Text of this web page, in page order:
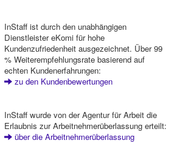
InStaff ist durch den unabhängigen
Dienstleister eKomi für hohe
Kundenzufriedenheit ausgezeichnet. Über 99
% Weiterempfehlungsrate basierend auf
echten Kundenerfahrungen:
zu den Kundenbewertungen
InStaff wurde von der Agentur für Arbeit die
Erlaubnis zur Arbeitnehmerüberlassung erteilt:
über die Arbeitnehmerüberlassung